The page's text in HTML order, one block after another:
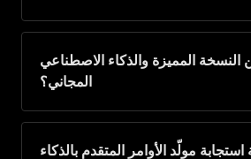
النسخة المميزة والذكاء الاصطناعي
المجاني؟
مولّد الأوامر المتقدم بالذكاء